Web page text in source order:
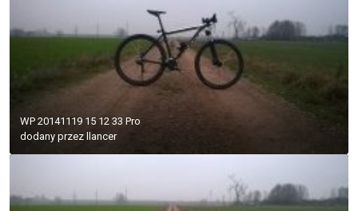
WP 20141119 15 12 33 Pro
dodany przez llancer